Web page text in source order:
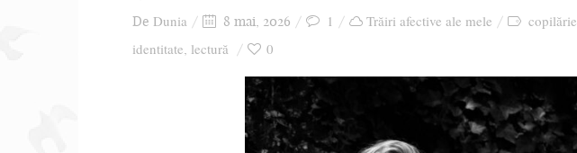
De Dunia 8 mai, 2026 1 Trăiri afective ale mele copilărie
identitate, lectură 0